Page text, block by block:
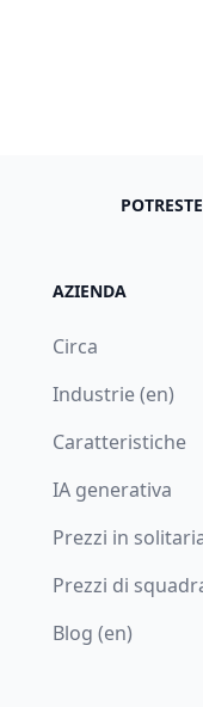
AZIENDA
Circa
Industrie (en)
Caratteristiche
IA generativa
Prezzi in
Prezzi di
Blog (en)